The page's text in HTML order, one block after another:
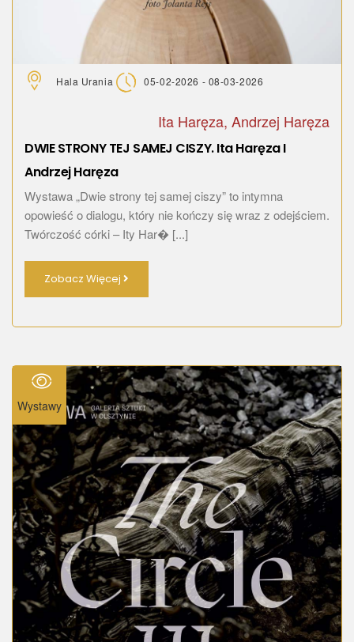
Hala Urania 05-02-2026 - 08-03-2026
Ita Haręza, Andrzej Haręza
DWIE STRONY TEJ SAMEJ CISZY. Ita Haręza I
Andrzej Haręza
Wystawa „Dwie strony tej samej ciszy” to intymna
opowieść o dialogu, który nie kończy się wraz z odejściem.
Twórczość córki – Ity Har� [...]
Zobacz Więcej
Wystawy